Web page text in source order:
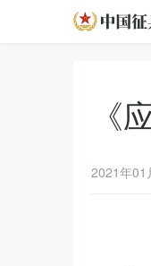
《
2021年01